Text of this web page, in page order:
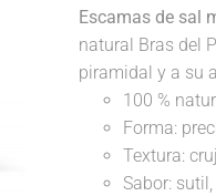
Escamas de sal
natural Bras del
piramidal y a su
100 %
Forma:
Textura:
Sabor: